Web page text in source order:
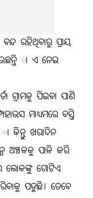
ରହିଥିବାରୁ ପ୍ରାୟ
ା ଏ ନେଇ
ଗ୍ରାମକୁ ପିଇବା ପାଣି
ମାଧ୍ୟମରେ ବସ୍ତି
କିନ୍ତୁ ଖରାଦିନ
ଅଞ୍ଚଳକୁ ପାଳି କରି
ଲୋକଙ୍କୁ ଗୋଟିଏ
ପଡୁଛି। ତେବେ